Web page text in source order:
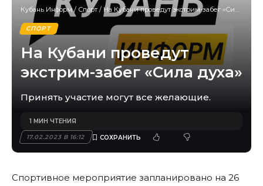
Кубань Информ/ Спорт / На Кубани проведут экстрим-забег «Сила духа»
СПОРТ
На Кубани проведут
экстрим-забег «Сила духа»
Принять участие могут все желающие.
17.02.2023 В 16:12
1 МИН ЧТЕНИЯ
Спортивное мероприятие запланировано на 26